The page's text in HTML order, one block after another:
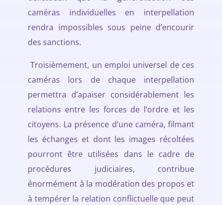
caméras individuelles en interpellation
rendra impossibles sous peine d’encourir
des sanctions.
Troisièmement, un emploi universel de ces
caméras lors de chaque interpellation
permettra d’apaiser considérablement les
relations entre les forces de l’ordre et les
citoyens. La présence d’une caméra, filmant
les échanges et dont les images récoltées
pourront être utilisées dans le cadre de
procédures judiciaires, contribue
énormément à la modération des propos et
à tempérer la relation conflictuelle que peut